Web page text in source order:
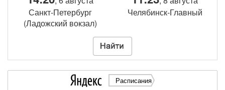
Санкт-Петербург
(Ладожский вокзал)
Челябинск-Главный
Расписания